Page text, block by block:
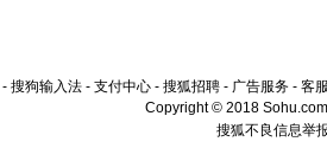
- 搜狗输入法 - 支付中心 - 搜狐招聘 - 广告服务 - 客
Copyright © 2018
搜狐不良信息举